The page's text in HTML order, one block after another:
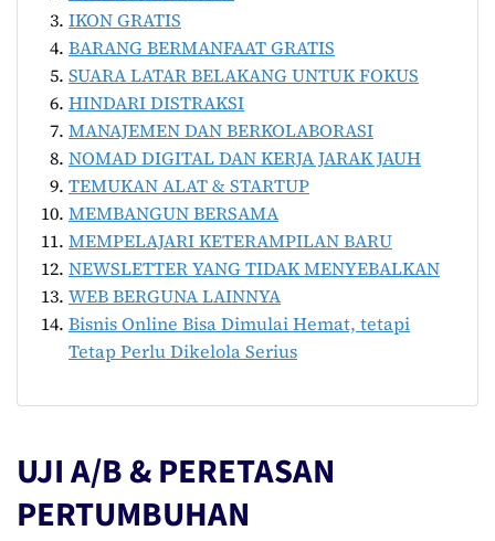
IKON GRATIS
BARANG BERMANFAAT GRATIS
SUARA LATAR BELAKANG UNTUK FOKUS
HINDARI DISTRAKSI
MANAJEMEN DAN BERKOLABORASI
NOMAD DIGITAL DAN KERJA JARAK JAUH
TEMUKAN ALAT & STARTUP
MEMBANGUN BERSAMA
MEMPELAJARI KETERAMPILAN BARU
NEWSLETTER YANG TIDAK MENYEBALKAN
WEB BERGUNA LAINNYA
Bisnis Online Bisa Dimulai Hemat, tetapi
Tetap Perlu Dikelola Serius
UJI A/B & PERETASAN
PERTUMBUHAN